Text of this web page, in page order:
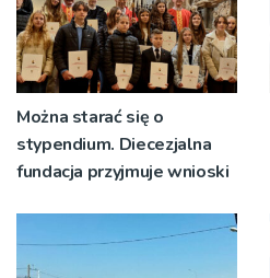
Można starać się o
stypendium. Diecezjalna
fundacja przyjmuje wnioski